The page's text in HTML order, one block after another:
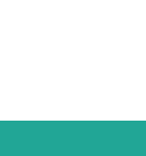
les traductions